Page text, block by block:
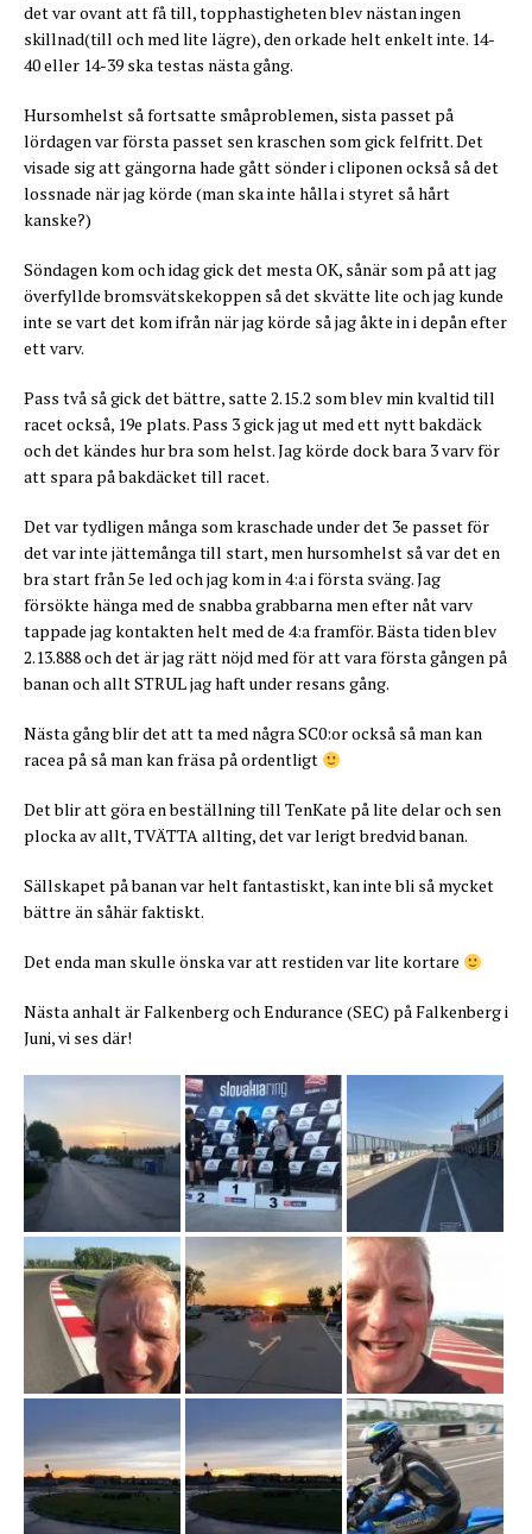
det var ovant att få till, topphastigheten blev nästan ingen
skillnad(till och med lite lägre), den orkade helt enkelt inte. 14-
40 eller 14-39 ska testas nästa gång.
Hursomhelst så fortsatte småproblemen, sista passet på
lördagen var första passet sen kraschen som gick felfritt. Det
visade sig att gängorna hade gått sönder i cliponen också så det
lossnade när jag körde (man ska inte hålla i styret så hårt
kanske?)
Söndagen kom och idag gick det mesta OK, sånär som på att jag
överfyllde bromsvätskekoppen så det skvätte lite och jag kunde
inte se vart det kom ifrån när jag körde så jag åkte in i depån efter
ett varv.
Pass två så gick det bättre, satte 2.15.2 som blev min kvaltid till
racet också, 19e plats. Pass 3 gick jag ut med ett nytt bakdäck
och det kändes hur bra som helst. Jag körde dock bara 3 varv för
att spara på bakdäcket till racet.
Det var tydligen många som kraschade under det 3e passet för
det var inte jättemånga till start, men hursomhelst så var det en
bra start från 5e led och jag kom in 4:a i första sväng. Jag
försökte hänga med de snabba grabbarna men efter nåt varv
tappade jag kontakten helt med de 4:a framför. Bästa tiden blev
2.13.888 och det är jag rätt nöjd med för att vara första gången på
banan och allt STRUL jag haft under resans gång.
Nästa gång blir det att ta med några SC0:or också så man kan
racea på så man kan fräsa på ordentligt
Det blir att göra en beställning till TenKate på lite delar och sen
plocka av allt, TVÄTTA allting, det var lerigt bredvid banan.
Sällskapet på banan var helt fantastiskt, kan inte bli så mycket
bättre än såhär faktiskt.
Det enda man skulle önska var att restiden var lite kortare
Nästa anhalt är Falkenberg och Endurance (SEC) på Falkenberg i
Juni, vi ses där!